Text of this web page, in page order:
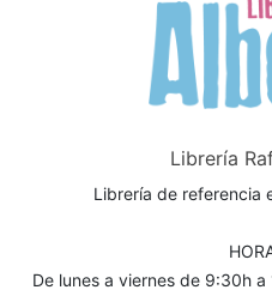
Librería
Librería de referencia
De lunes a viernes de 9:30h